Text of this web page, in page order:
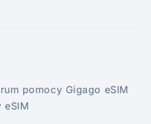
pomocy Gigago eSIM
eSIM